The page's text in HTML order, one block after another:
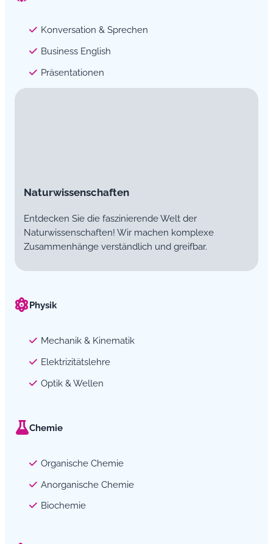
Konversation & Sprechen
Business English
Präsentationen
Naturwissenschaften
Entdecken Sie die faszinierende Welt der
Naturwissenschaften! Wir machen komplexe
Zusammenhänge verständlich und greifbar.
Physik
Mechanik & Kinematik
Elektrizitätslehre
Optik & Wellen
Chemie
Organische Chemie
Anorganische Chemie
Biochemie